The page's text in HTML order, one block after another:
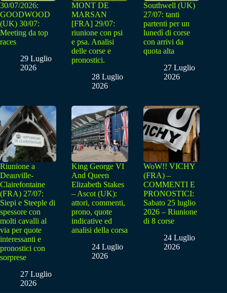
30/07/2026:
GOODWOOD
(UK) 30/07:
Meeting da top
races
29 Luglio
2026
MONT DE
MARSAN
[FRA] 29/07:
riunione con psi
e psa. Analisi
delle corse e
pronostici.
28 Luglio
2026
Southwell (UK)
27/07: tanti
partenti per un
lunedì di corse
con arrivi da
quota alta
27 Luglio
2026
Riunione a
Deauville-
Clairefontaine
(FRA) 27/07:
Siepi e Steeple di
spessore con
molti cavalli al
via per quote
interessanti e
pronostici con
sorprese
27 Luglio
2026
King George VI
And Queen
Elizabeth Stakes
– Ascot (UK):
attori, commenti,
prono, quote
indicative ed
analisi della corsa
24 Luglio
2026
WoW!! VICHY
(FRA) –
COMMENTI E
PRONOSTICI:
Sabato 25 luglio
2026 – Riunione
di 8 corse
24 Luglio
2026